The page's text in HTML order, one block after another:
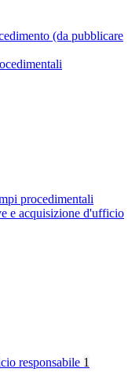
(da pubblicare
procedimentali
e acquisizione d'ufficio
responsabile 1